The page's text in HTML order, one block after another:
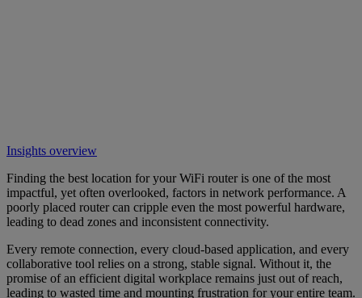
Insights overview
Finding the best location for your WiFi router is one of the most
impactful, yet often overlooked, factors in network performance. A
poorly placed router can cripple even the most powerful hardware,
leading to dead zones and inconsistent connectivity.
Every remote connection, every cloud-based application, and every
collaborative tool relies on a strong, stable signal. Without it, the
promise of an efficient digital workplace remains just out of reach,
leading to wasted time and mounting frustration for your entire team.